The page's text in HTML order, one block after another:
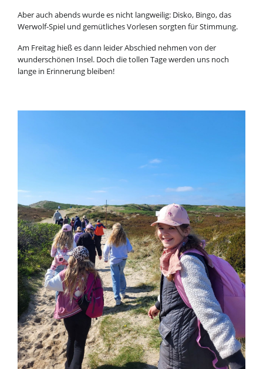
Aber auch abends wurde es nicht langweilig: Disko, Bingo, das
Werwolf-Spiel und gemütliches Vorlesen sorgten für Stimmung.
Am Freitag hieß es dann leider Abschied nehmen von der
wunderschönen Insel. Doch die tollen Tage werden uns noch
lange in Erinnerung bleiben!